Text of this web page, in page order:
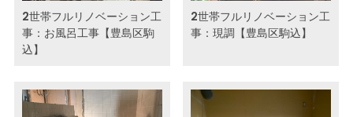
2世帯フルリノベーション工
事：お風呂工事【豊島区駒
込】
2世帯フルリノベーション工
事：現調【豊島区駒込】